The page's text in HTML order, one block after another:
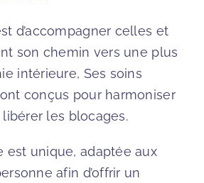
d’accompagner celles et
son chemin vers une plus
intérieure, Ses soins
conçus pour harmoniser
les blocages.
est unique, adaptée aux
afin d’offrir un